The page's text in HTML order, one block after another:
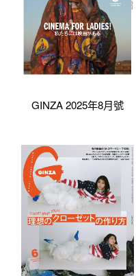
GINZA 2025年8月號